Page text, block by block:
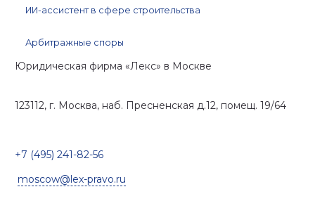
ИИ-ассистент в сфере строительства
Арбитражные споры
Юридическая фирма «Лекс» в Москве
123112, г. Москва, наб. Пресненская д.12, помещ. 19/64
+7 (495) 241-82-56
moscow@lex-pravo.ru